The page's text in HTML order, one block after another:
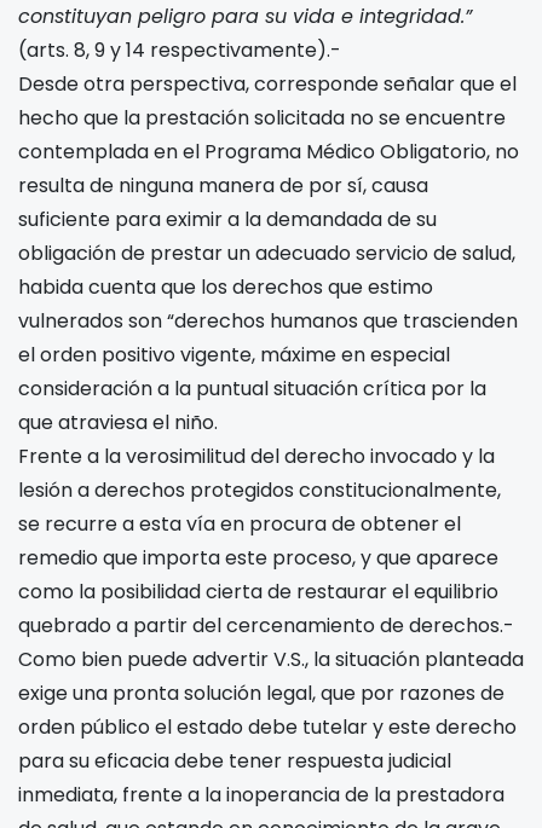
constituyan peligro para su vida e integridad.”
(arts. 8, 9 y 14 respectivamente).-
Desde otra perspectiva, corresponde señalar que el
hecho que la prestación solicitada no se encuentre
contemplada en el Programa Médico Obligatorio, no
resulta de ninguna manera de por sí, causa
suficiente para eximir a la demandada de su
obligación de prestar un adecuado servicio de salud,
habida cuenta que los derechos que estimo
vulnerados son “derechos humanos que trascienden
el orden positivo vigente, máxime en especial
consideración a la puntual situación crítica por la
que atraviesa el niño.
Frente a la verosimilitud del derecho invocado y la
lesión a derechos protegidos constitucionalmente,
se recurre a esta vía en procura de obtener el
remedio que importa este proceso, y que aparece
como la posibilidad cierta de restaurar el equilibrio
quebrado a partir del cercenamiento de derechos.-
Como bien puede advertir V.S., la situación planteada
exige una pronta solución legal, que por razones de
orden público el estado debe tutelar y este derecho
para su eficacia debe tener respuesta judicial
inmediata, frente a la inoperancia de la prestadora